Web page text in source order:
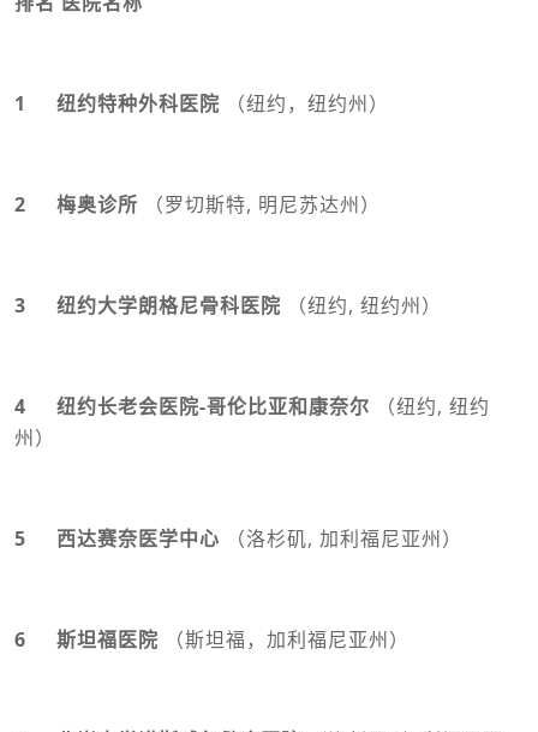
1 纽约特种外科医院 （纽约，纽约州）
2 梅奥诊所 （罗切斯特, 明尼苏达州）
3 纽约大学朗格尼骨科医院 （纽约, 纽约州）
4 纽约长老会医院-哥伦比亚和康奈尔 （纽约, 纽约
州）
5 西达赛奈医学中心 （洛杉矶, 加利福尼亚州）
6 斯坦福医院 （斯坦福，加利福尼亚州）